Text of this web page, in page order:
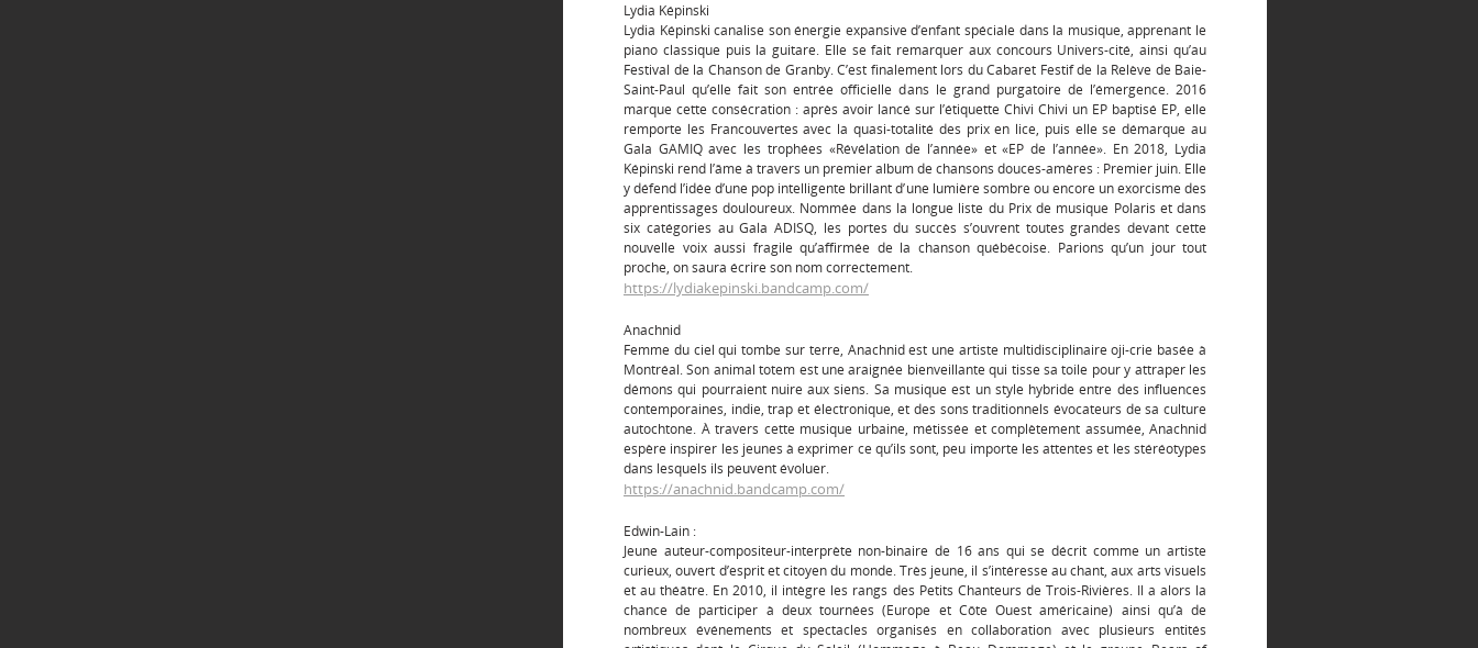
Lydia Képinski
Lydia Képinski canalise son énergie expansive d’enfant spéciale dans la musique, apprenant le
piano classique puis la guitare. Elle se fait remarquer aux concours Univers-cité, ainsi qu’au
Festival de la Chanson de Granby. C’est finalement lors du Cabaret Festif de la Relève de Baie-
Saint-Paul qu’elle fait son entrée officielle dans le grand purgatoire de l’émergence. 2016
marque cette consécration : après avoir lancé sur l’étiquette Chivi Chivi un EP baptisé EP, elle
remporte les Francouvertes avec la quasi-totalité des prix en lice, puis elle se démarque au
Gala GAMIQ avec les trophées «Révélation de l’année» et «EP de l’année». En 2018, Lydia
Képinski rend l’âme à travers un premier album de chansons douces-amères : Premier juin. Elle
y défend l’idée d’une pop intelligente brillant d’une lumière sombre ou encore un exorcisme des
apprentissages douloureux. Nommée dans la longue liste du Prix de musique Polaris et dans
six catégories au Gala ADISQ, les portes du succès s’ouvrent toutes grandes devant cette
nouvelle voix aussi fragile qu’affirmée de la chanson québécoise. Parions qu’un jour tout
proche, on saura écrire son nom correctement.
https://lydiakepinski.bandcamp.com/
Anachnid
Femme du ciel qui tombe sur terre, Anachnid est une artiste multidisciplinaire oji-crie basée à
Montréal. Son animal totem est une araignée bienveillante qui tisse sa toile pour y attraper les
démons qui pourraient nuire aux siens. Sa musique est un style hybride entre des influences
contemporaines, indie, trap et électronique, et des sons traditionnels évocateurs de sa culture
autochtone. À travers cette musique urbaine, métissée et complètement assumée, Anachnid
espère inspirer les jeunes à exprimer ce qu’ils sont, peu importe les attentes et les stéréotypes
dans lesquels ils peuvent évoluer.
https://anachnid.bandcamp.com/
Edwin-Lain :
Jeune auteur-compositeur-interprète non-binaire de 16 ans qui se décrit comme un artiste
curieux, ouvert d’esprit et citoyen du monde. Très jeune, il s’intéresse au chant, aux arts visuels
et au théâtre. En 2010, il intègre les rangs des Petits Chanteurs de Trois-Rivières. Il a alors la
chance de participer à deux tournées (Europe et Côte Ouest américaine) ainsi qu’à de
nombreux événements et spectacles organisés en collaboration avec plusieurs entités